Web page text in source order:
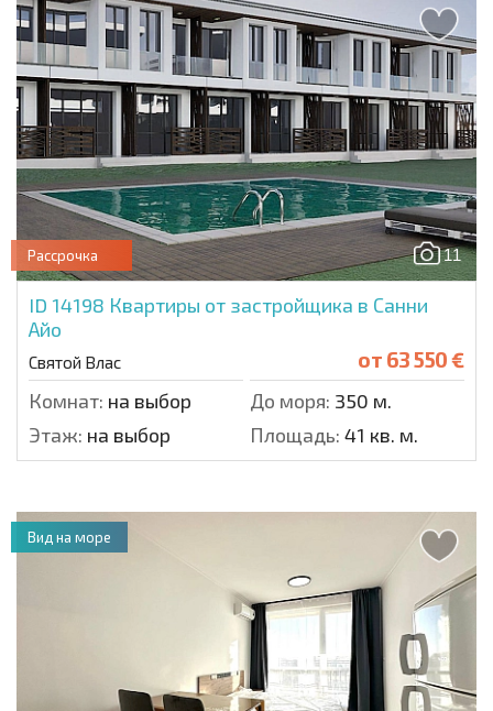
11
Рассрочка
ID 14198 Квартиры от застройщика в Санни
Айо
Святой Влас от 63 550 €
Комнат: на выбор До моря: 350 м.
Этаж: на выбор Площадь: 41 кв. м.
Вид на море